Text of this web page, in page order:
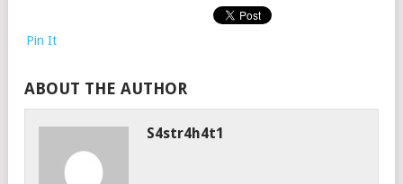
Pin It
ABOUT THE AUTHOR
S4str4h4t1